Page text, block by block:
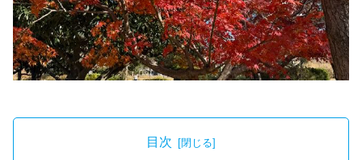
目次